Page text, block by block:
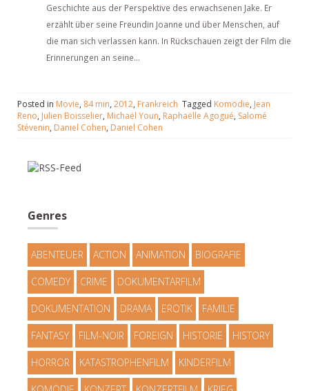
Geschichte aus der Perspektive des erwachsenen Jake. Er
erzählt über seine Freundin Joanne und über Menschen, auf
die man sich verlassen kann. In Rückschauen zeigt der Film die
Erinnerungen an seine...
Posted in Movie, 84 min, 2012, Frankreich Tagged Komödie, Jean
Reno, Julien Boisselier, Michaël Youn, Raphaëlle Agogué, Salomé
Stévenin, Daniel Cohen, Daniel Cohen
Genres
ABENTEUER ACTION ANIMATION BIOGRAFIE
COMEDY CRIME DOKUMENTARFILM
DOKUMENTATION DRAMA EROTIK FAMILIE
FANTASY FILM-NOIR FOREIGN HISTORIE HISTORY
HORROR KATASTROPHENFILM KINDERFILM